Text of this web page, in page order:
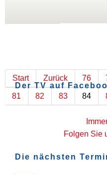
Start Zurück 76
81 82 83 84
Der TV auf
Folgen Sie
Die nächsten